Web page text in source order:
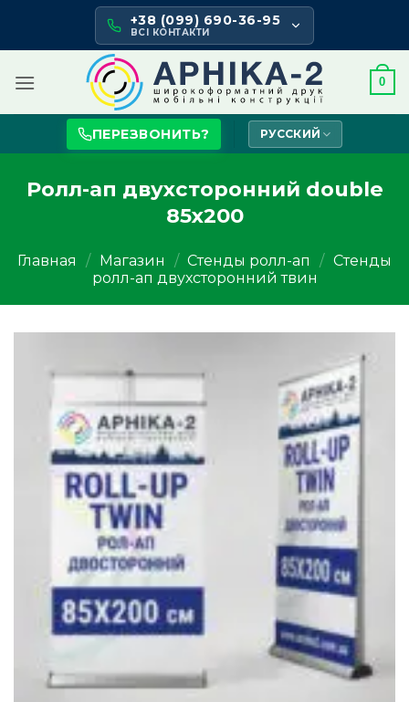
content
+38 (099) 690-36-95
ВСІ КОНТАКТИ
0
ПЕРЕЗВОНИТЬ? РУССКИЙ
Ролл-ап двухсторонний double
85х200
Главная / Магазин / Стенды ролл-ап / Стенды
ролл-ап двухсторонний твин